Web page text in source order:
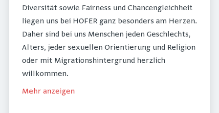
Diversität sowie Fairness und Chancengleichheit
liegen uns bei HOFER ganz besonders am Herzen.
Daher sind bei uns Menschen jeden Geschlechts,
Alters, jeder sexuellen Orientierung und Religion
oder mit Migrationshintergrund herzlich
willkommen.
Mehr anzeigen